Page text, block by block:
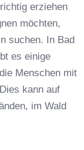
oder
in Bad
in Bad
erziehen
möchten,
suchen. In Bad
es einige
Menschen mit
kann auf
im Wald